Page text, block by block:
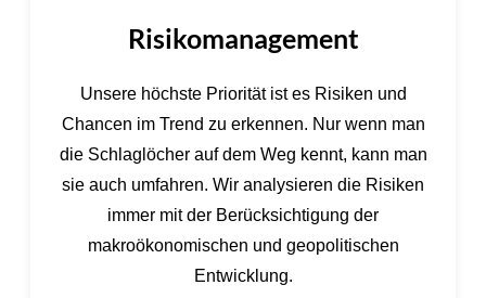
Risikomanagement
Unsere höchste Priorität ist es Risiken und
Chancen im Trend zu erkennen. Nur wenn man
die Schlaglöcher auf dem Weg kennt, kann man
sie auch umfahren. Wir analysieren die Risiken
immer mit der Berücksichtigung der
makroökonomischen und geopolitischen
Entwicklung.